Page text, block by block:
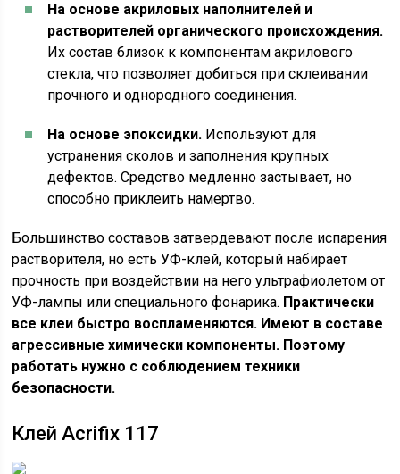
На основе акриловых наполнителей и
растворителей органического происхождения.
Их состав близок к компонентам акрилового
стекла, что позволяет добиться при склеивании
прочного и однородного соединения.
На основе эпоксидки. Используют для
устранения сколов и заполнения крупных
дефектов. Средство медленно застывает, но
способно приклеить намертво.
Большинство составов затвердевают после испарения
растворителя, но есть УФ-клей, который набирает
прочность при воздействии на него ультрафиолетом от
УФ-лампы или специального фонарика. Практически
все клеи быстро воспламеняются. Имеют в составе
агрессивные химически компоненты. Поэтому
работать нужно с соблюдением техники
безопасности.
Клей Acrifix 117